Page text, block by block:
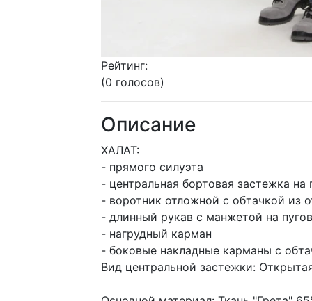
Рейтинг:
(0 голосов)
Описание
ХАЛАТ:
- прямого силуэта
- центральная бортовая застежка на
- воротник отложной с обтачкой из
- длинный рукав с манжетой на
- нагрудный карман
- боковые накладные карманы с
Вид центральной застежки: